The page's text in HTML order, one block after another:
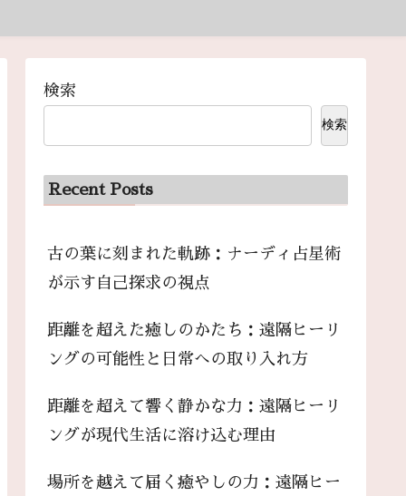
検索
検索
Recent Posts
古の葉に刻まれた軌跡：ナーディ占星術
が示す自己探求の視点
距離を超えた癒しのかたち：遠隔ヒーリ
ングの可能性と日常への取り入れ方
距離を超えて響く静かな力：遠隔ヒーリ
ングが現代生活に溶け込む理由
場所を越えて届く癒やしの力：遠隔ヒー